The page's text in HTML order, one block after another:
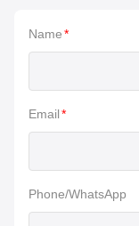
Name*
Email*
Phone/WhatsApp